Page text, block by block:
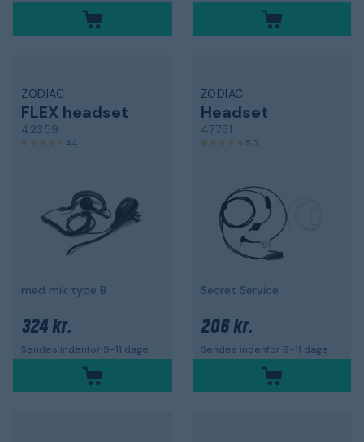
ZODIAC
FLEX headset
42359
4,4
med mik type B
324 kr.
Sendes indenfor 9-11 dage
ZODIAC
Headset
47751
5,0
Secret Service
206 kr.
Sendes indenfor 9-11 dage